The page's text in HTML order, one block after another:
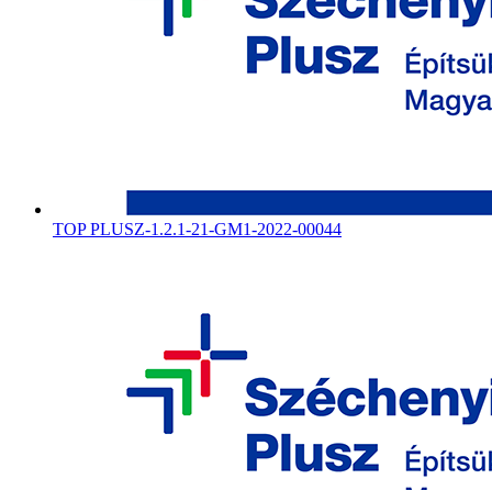
TOP PLUSZ-1.2.1-21-GM1-2022-00044